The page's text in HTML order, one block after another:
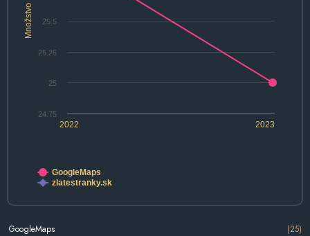
Množstvo
2022 2023
24.75
25
25.25
25.5
GoogleMaps
zlatestranky.sk
GoogleMaps (25)